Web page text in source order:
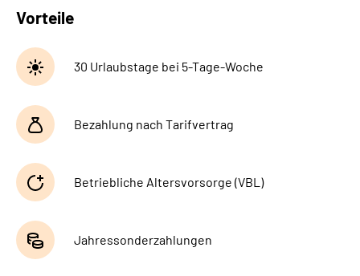
Vorteile
30 Urlaubstage bei 5-Tage-Woche
Bezahlung nach Tarifvertrag
Betriebliche Altersvorsorge (VBL)
Jahressonderzahlungen